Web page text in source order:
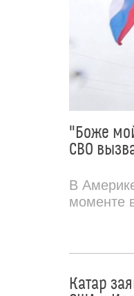
"Боже
СВО
В
моменте
Катар